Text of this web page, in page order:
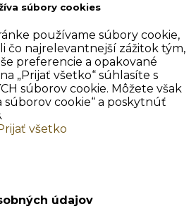
súbory cookies
používame súbory cookie,
čo najrelevantnejší zážitok tým,
preferencie a opakované
„Prijať všetko“ súhlasíte s
súborov cookie. Môžete však
súborov cookie“ a poskytnúť
všetko
údajov